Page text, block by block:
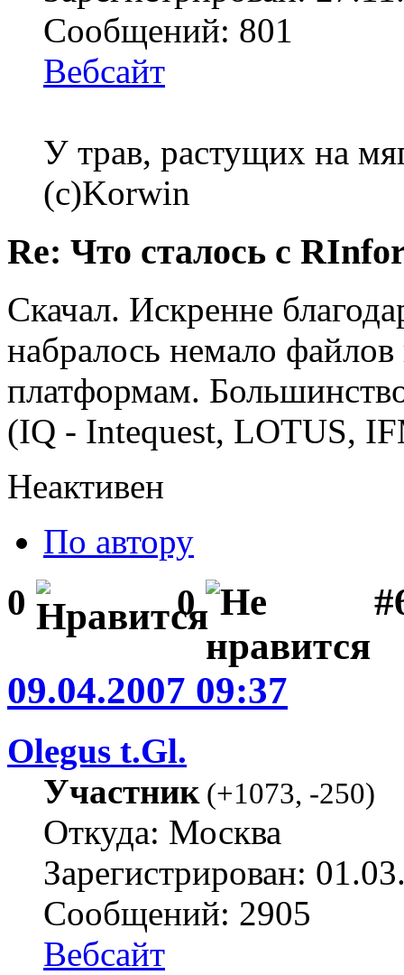
Сообщений: 801
Вебсайт
У трав, растущих на
(с)Korwin
Re: Что сталось с
Скачал. Искренне
набралось немало
платформам.
(IQ - Intequest, LOTUS,
Неактивен
По автору
0 0
09.04.2007 09:37
Olegus t.Gl.
Участник(+1073, -250)
Откуда: Москва
Зарегистрирован:
Сообщений: 2905
Вебсайт